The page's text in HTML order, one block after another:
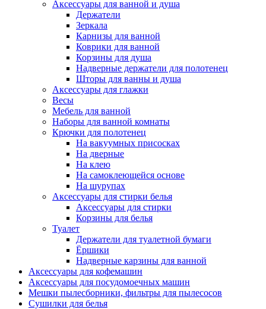
Аксессуары для ванной и душа
Держатели
Зеркала
Карнизы для ванной
Коврики для ванной
Корзины для душа
Надверные держатели для полотенец
Шторы для ванны и душа
Аксессуары для глажки
Весы
Мебель для ванной
Наборы для ванной комнаты
Крючки для полотенец
На вакуумных присосках
На дверные
На клею
На самоклеющейся основе
На шурупах
Аксессуары для стирки белья
Аксессуары для стирки
Корзины для белья
Туалет
Держатели для туалетной бумаги
Ёршики
Надверные карзины для ванной
Аксессуары для кофемашин
Аксессуары для посудомоечных машин
Мешки пылесборники, фильтры для пылесосов
Сушилки для белья